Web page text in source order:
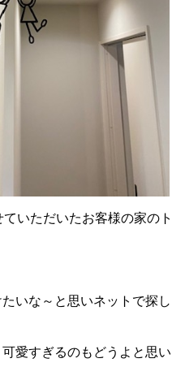
いただいたお客様の家のト
いな～と思いネットで探し
愛すぎるのもどうよと思い